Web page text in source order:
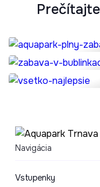
Aquapark plný
Zábava v
Všetko najlepšie!
Navigácia
Vstupenky